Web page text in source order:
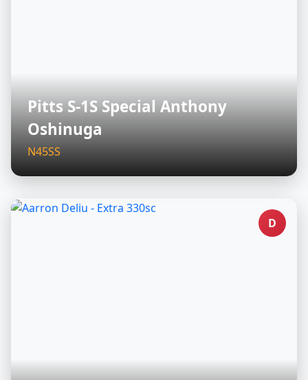
Pitts S-1S Special Anthony
Oshinuga
N45SS
D